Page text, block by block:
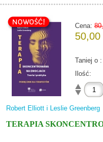
Cena:
50,00
Taniej o
Ilość:
Robert Elliott i Leslie Greenberg
TERAPIA